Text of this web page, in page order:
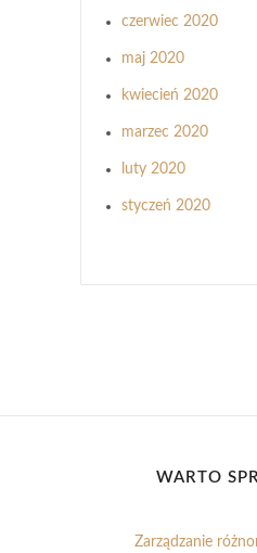
czerwiec 2020
maj 2020
kwiecień 2020
marzec 2020
luty 2020
styczeń 2020
WARTO
Zarządzanie